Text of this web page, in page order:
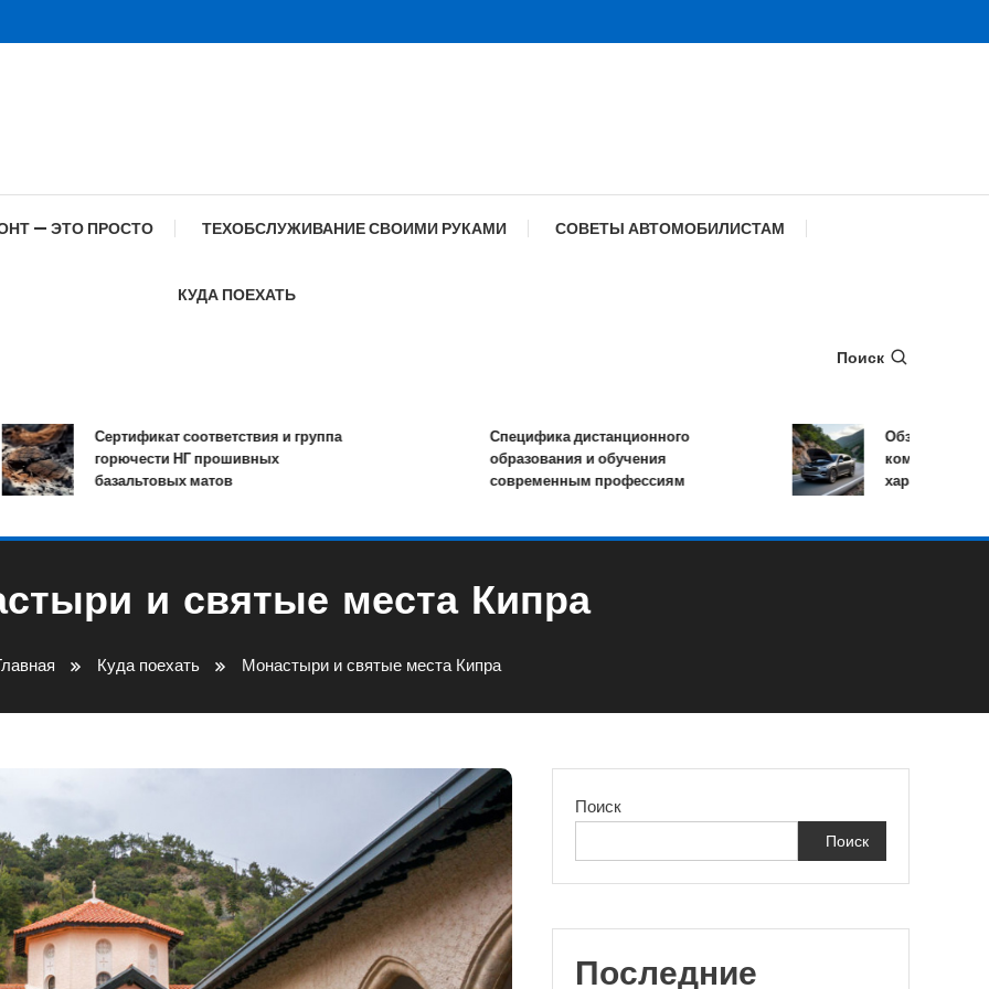
— ЭТО ПРОСТО ТЕХОБСЛУЖИВАНИЕ СВОИМИ РУКАМИ СОВЕТЫ АВТОМОБИЛИСТАМ
КУДА ПОЕХАТЬ
Поиск
Сертификат соответствия и группа
горючести НГ прошивных
базальтовых матов
Специфика дистанционного
образования и обучения
современным профессиям
Обзор TANK 500:
комплектации и
характеристики
и святые места Кипра
Куда поехать Монастыри и святые места Кипра
Поиск
Поиск
Последние